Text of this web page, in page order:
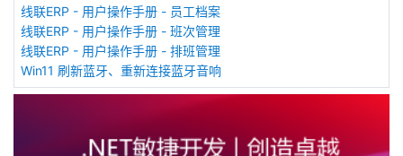
线联ERP - 用户操作手册 - 员工档案
线联ERP - 用户操作手册 - 班次管理
线联ERP - 用户操作手册 - 排班管理
Win11 刷新蓝牙、重新连接蓝牙音响